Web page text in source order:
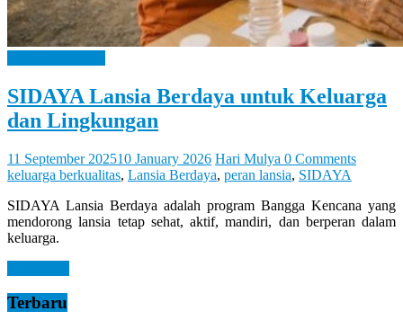
SIDAYA Lansia Berdaya untuk Keluarga
dan Lingkungan
11 September 202510 January 2026 Hari Mulya 0 Comments
keluarga berkualitas, Lansia Berdaya, peran lansia, SIDAYA
SIDAYA Lansia Berdaya adalah program Bangga Kencana yang
mendorong lansia tetap sehat, aktif, mandiri, dan berperan dalam
keluarga.
Terbaru